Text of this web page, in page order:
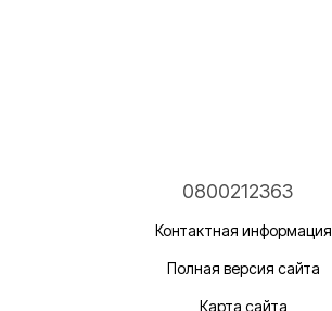
0800212363
Контактная информация
Полная версия сайта
Карта сайта